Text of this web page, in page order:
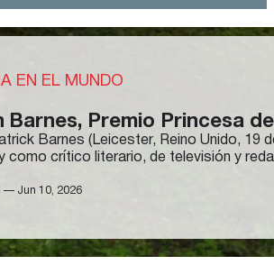
EN EL MUNDO
Barnes, Premio Princesa
Barnes (Leicester, Reino Unido,
como crítico literario, de televisión y
— Jun 10, 2026